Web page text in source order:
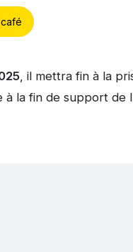
, il mettra fin à la
à la fin de support de